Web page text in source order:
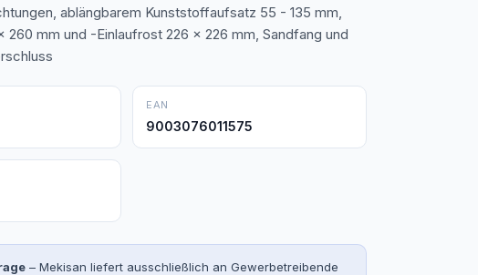
ablängbarem Kunststoffaufsatz 55 - 135 mm,
260 mm und -Einlaufrost 226 x 226 mm, Sandfang und
EAN
9003076011575
– Mekisan liefert ausschließlich an Gewerbetreibende